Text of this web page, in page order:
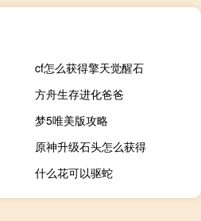
cf怎么获得擎天觉醒石
方舟生存进化爸爸
梦5唯美版攻略
原神升级石头怎么获得
什么花可以驱蛇